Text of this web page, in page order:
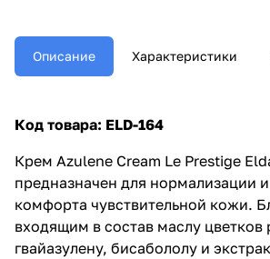
Описание Характеристики
Код товара: ELD-164
Крем Azulene Cream Le Prestige
предназначен для нормализации
комфорта чувствительной кожи.
входящим в состав маслу
гвайазулену, бисабололу и